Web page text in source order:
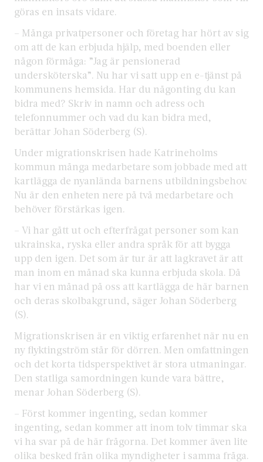
göras en insats vidare.
– Många privatpersoner och företag har hört av sig
om att de kan erbjuda hjälp, med boenden eller
någon förmåga: ”Jag är pensionerad
undersköterska”. Nu har vi satt upp en e-tjänst på
kommunens hemsida. Har du någonting du kan
bidra med? Skriv in namn och adress och
telefonnummer och vad du kan bidra med,
berättar Johan Söderberg (S).
Under migrationskrisen hade Katrineholms
kommun många medarbetare som jobbade med att
kartlägga de nyanlända barnens utbildningsbehov.
Nu är den enheten nere på två medarbetare och
behöver förstärkas igen.
– Vi har gått ut och efterfrågat personer som kan
ukrainska, ryska eller andra språk för att bygga
upp den igen. Det som är tur är att lagkravet är att
man inom en månad ska kunna erbjuda skola. Då
har vi en månad på oss att kartlägga de här barnen
och deras skolbakgrund, säger Johan Söderberg
(S).
Migrationskrisen är en viktig erfarenhet när nu en
ny flyktingström står för dörren. Men omfattningen
och det korta tidsperspektivet är stora utmaningar.
Den statliga samordningen kunde vara bättre,
menar Johan Söderberg (S).
– Först kommer ingenting, sedan kommer
ingenting, sedan kommer att inom tolv timmar ska
vi ha svar på de här frågorna. Det kommer även lite
olika besked från olika myndigheter i samma fråga.